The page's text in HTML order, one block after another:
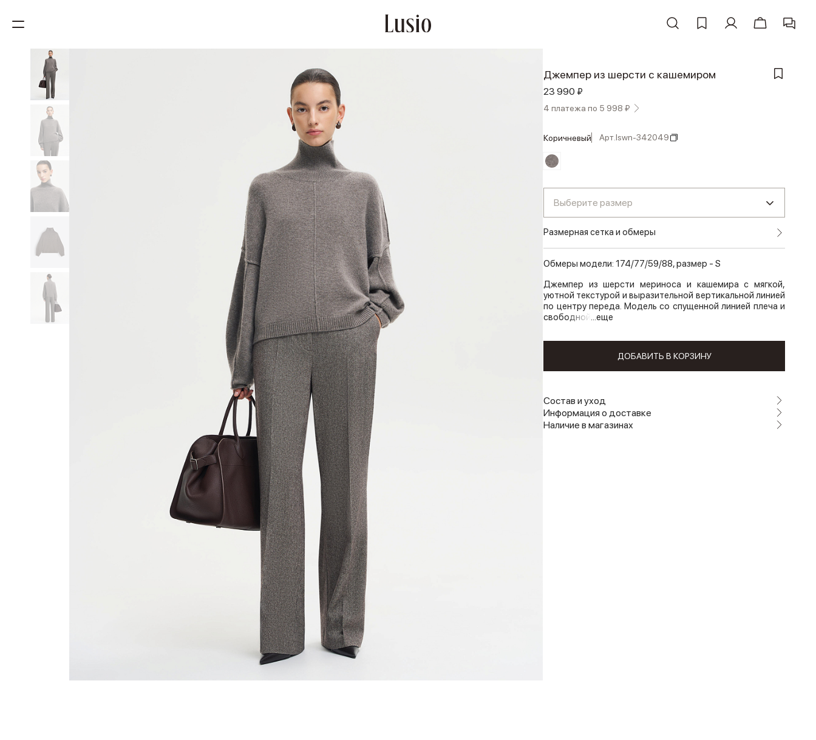
Джемпер из шерсти с кашемиром
23 990 ₽
4 платежа по 5 998 ₽
коричневый Арт.lswn-342049
Выберите размер
Размерная сетка и обмеры
Обмеры модели: 174/77/59/88, размер - S
Джемпер из шерсти мериноса и кашемира с мягкой,
уютной текстурой и выразительной вертикальной линией
по центру переда. Модель со спущенной линией плеча и
свободной ...еще
ДОБАВИТЬ В КОРЗИНУ
Состав и уход
Информация о доставке
Наличие в магазинах